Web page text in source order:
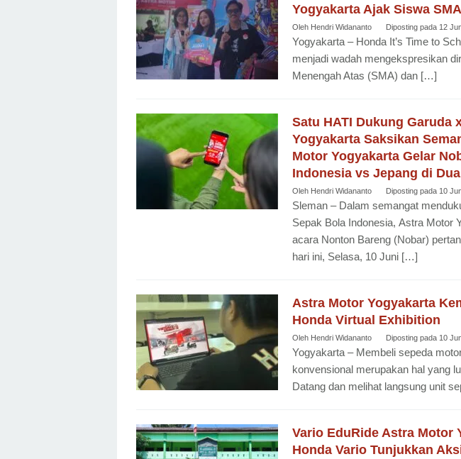
Yogyakarta Ajak Siswa
Oleh Hendri Widananto Diposting pada 12
Yogyakarta – Honda It’s Time to
menjadi wadah mengekspresikan
Menengah Atas (SMA) dan […]
Satu HATI Dukung Garuda
Yogyakarta Saksikan
Motor Yogyakarta Gelar
Indonesia vs Jepang di
Oleh Hendri Widananto Diposting pada 10
Sleman – Dalam semangat
Sepak Bola Indonesia, Astra Motor
acara Nonton Bareng (Nobar)
hari ini, Selasa, 10 Juni […]
Astra Motor Yogyakarta
Honda Virtual Exhibition
Oleh Hendri Widananto Diposting pada 10
Yogyakarta – Membeli sepeda
konvensional merupakan hal yang
Datang dan melihat langsung unit
Vario EduRide Astra Motor
Honda Vario Tunjukkan